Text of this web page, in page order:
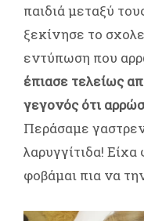
παιδιά μεταξύ
ξεκίνησε το
εντύπωση που
έπιασε τελείως
γεγονός ότι
Περάσαμε
λαρυγγίτιδα!
φοβάμαι πια να